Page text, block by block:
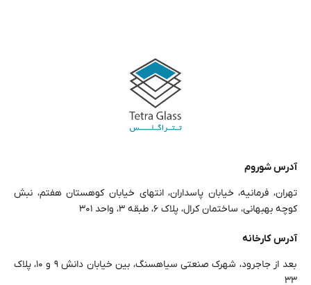
آدرس شوروم
تهران، فرمانیه، خیابان پاسداران، انتهای خیابان کوهستان هفتم، نبش
کوچه بهبهانی، ساختمان کرال، پلاک ۶، طبقه ۳، واحد ۳۰۱
آدرس کارخانه
بعد از جاجرود، شهرک صنعتی سیاهسنگ، بین خیابان دانش ۹ و ۱۰، پلاک
۳۳